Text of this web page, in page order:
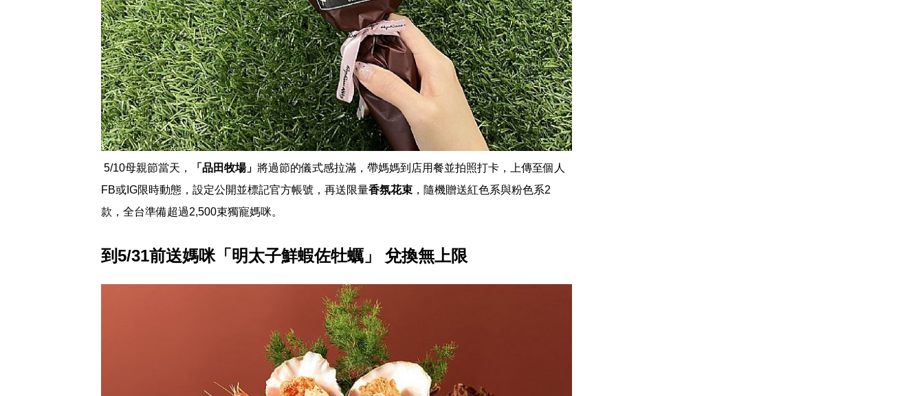
5/10母親節當天， 「品田牧場」 將過節的儀式感拉滿，帶媽媽到店用餐並拍照打卡，上傳至個人
FB或IG限時動態，設定公開並標記官方帳號，再送限量香氛花束 ，隨機贈送紅色系與粉色系2
款，全台準備超過2,500束獨寵媽咪。
到5/31前送媽咪「明太子鮮蝦佐牡蠣」 兌換無上限